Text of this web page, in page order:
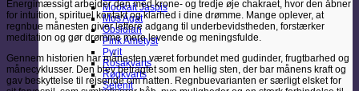
Mookait Jaspis
Mos Agat
Obsidian
Pink Ametyst
Pyrit
Rosakvarts
Røgkvarts
Selenit
Energimæssigt arbejder den med krone- og tredje øje chakraet, hvor den åbner
for intuition, spirituel kontakt og klarhed i dine drømme. Mange oplever, at
regnbue månesten giver lettere adgang til underbevidstheden, forstærker
meditation og gør drømme mere levende og meningsfulde.
Gennem historien har månesten været forbundet med gudinder, frugtbarhed og
månecyklusser. Den blev betragtet som en hellig sten, der bar månens kraft og
gav beskyttelse til rejsende om natten. Regnbuevarianten er særligt elsket for